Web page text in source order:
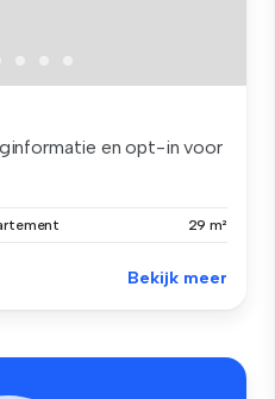
en opt-in voor
29 m²
Bekijk meer